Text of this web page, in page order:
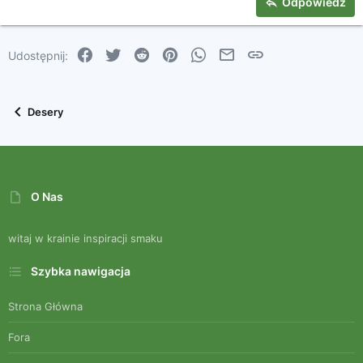
26
Trebuchet MS
Udostępnij: Facebook
Twitter Reddit PinterestWhatsApp
Email
Desery
O Nas
witaj w krainie inspiracji smaku
Szybka nawigacja
Strona Główna
Fora